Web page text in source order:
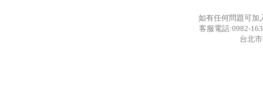
如有任何問題可加
客服電話:0982-
台北